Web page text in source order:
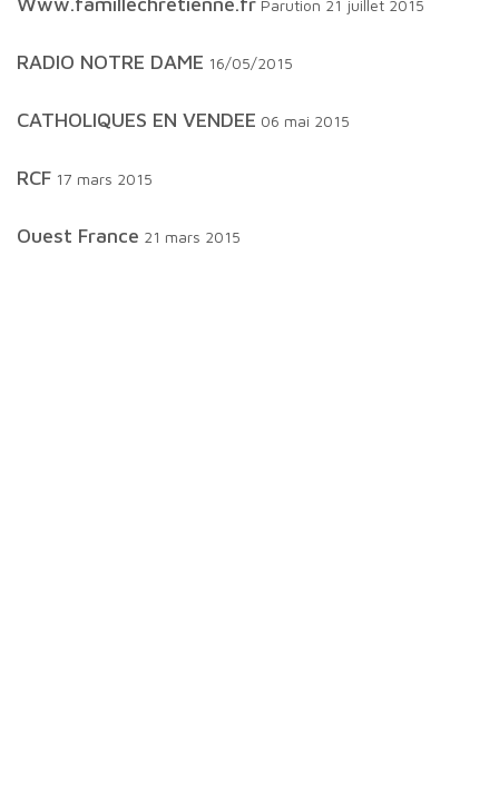
Parution 21 juillet 2015
RADIO NOTRE DAME 16/05/2015
CATHOLIQUES EN VENDEE 06 mai 2015
RCF 17 mars 2015
Ouest France 21 mars 2015